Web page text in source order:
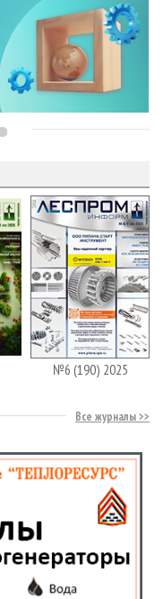
№6 (190) 2025
Все журналы